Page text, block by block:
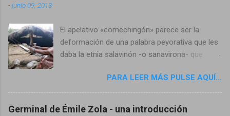
-junio 09, 2013
El apelativo «comechingón» parece ser la
deformación de una palabra peyorativa que les
daba la etnia salavinón -o sanavirona- que
Dulce-río Salado (actual Provincia de Santiago
del Estero), invadía los territorios ancestrales
de los henîa-camiare. Los Comechingones
PARA LEER MÁS PULSE AQUÍ...
Germinal de Émile Zola - una introducción